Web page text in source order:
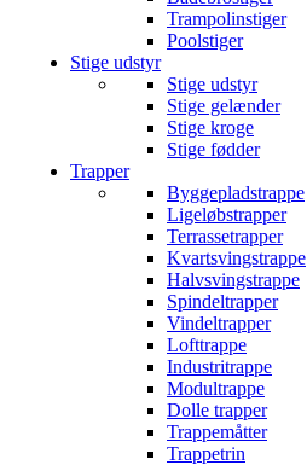
Trampolinstiger
Poolstiger
Stige udstyr
Stige udstyr
Stige gelænder
Stige kroge
Stige fødder
Trapper
Byggepladstrappe
Ligeløbstrapper
Terrassetrapper
Kvartsvingstrappe
Halvsvingstrappe
Spindeltrapper
Vindeltrapper
Lofttrappe
Industritrappe
Modultrappe
Dolle trapper
Trappemåtter
Trappetrin